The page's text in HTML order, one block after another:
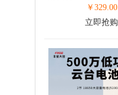
天(300万)
￥ 329.00
立即抢购